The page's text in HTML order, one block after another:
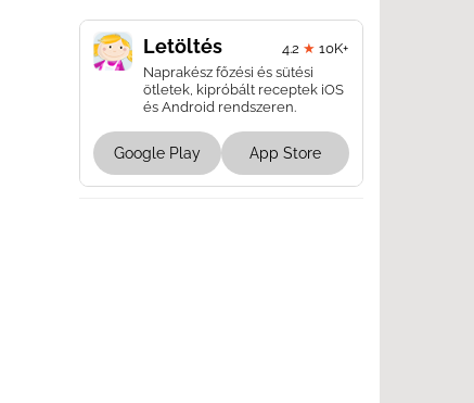
Letöltés 4.2 ★ 10K+
Naprakész főzési és sütési
ötletek, kipróbált receptek iOS
és Android rendszeren.
Google Play App Store